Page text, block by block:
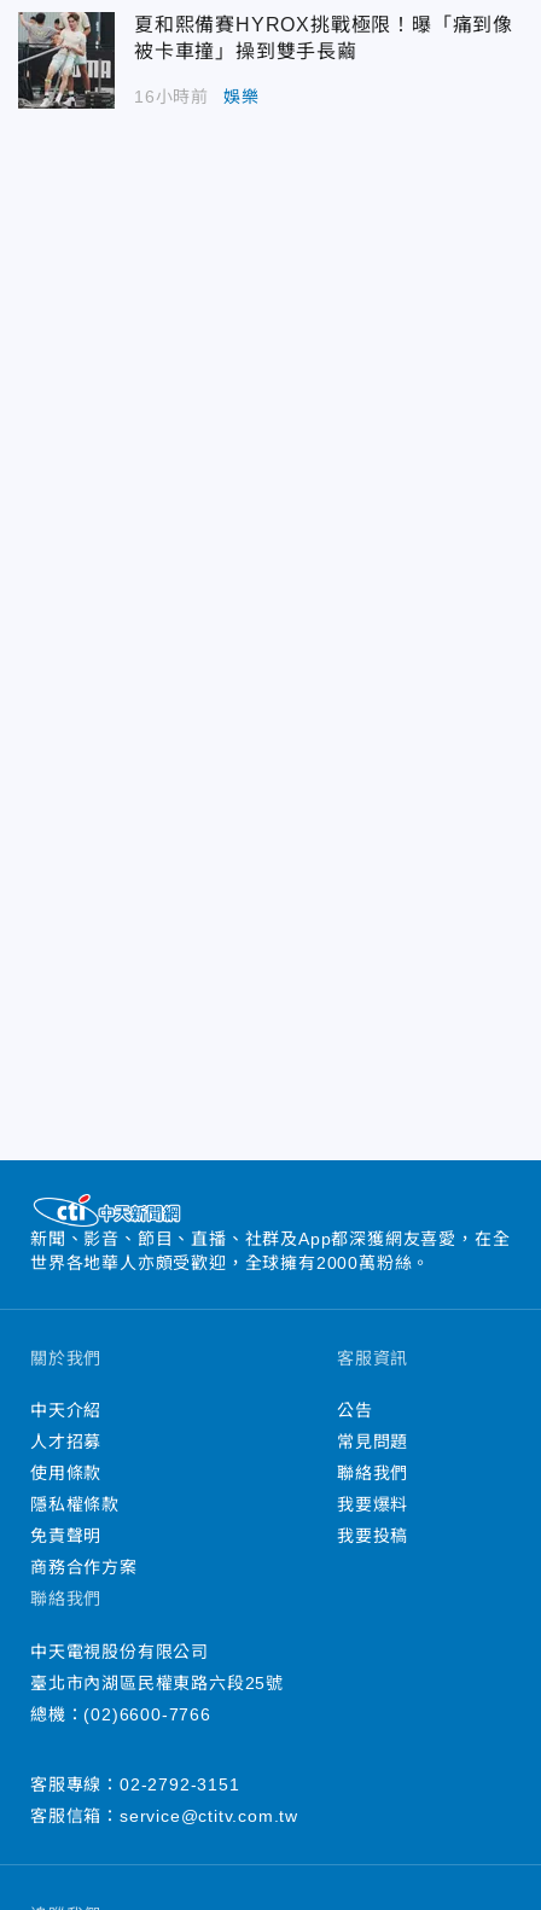
夏和熙備賽HYROX挑戰極限！曝「痛到像
被卡車撞」操到雙手長繭
16小時前 娛樂
新聞、影音、節目、直播、社群及App都深獲網友喜愛，在全
世界各地華人亦頗受歡迎，全球擁有2000萬粉絲。
關於我們
中天介紹
人才招募
使用條款
隱私權條款
免責聲明
商務合作方案
客服資訊
公告
常見問題
聯絡我們
我要爆料
我要投稿
聯絡我們
中天電視股份有限公司
臺北市內湖區民權東路六段25號
總機：(02)6600-7766
客服專線： 02-2792-3151
客服信箱： service@ctitv.com.tw